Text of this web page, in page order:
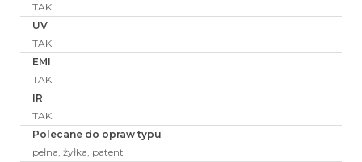
TAK
UV
TAK
EMI
TAK
IR
TAK
Polecane do opraw typu
pełna, żyłka, patent